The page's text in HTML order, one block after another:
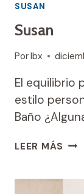
SUSAN
Susan
PorIbx
El equilibrio
estilo
Baño
LEER MÁS